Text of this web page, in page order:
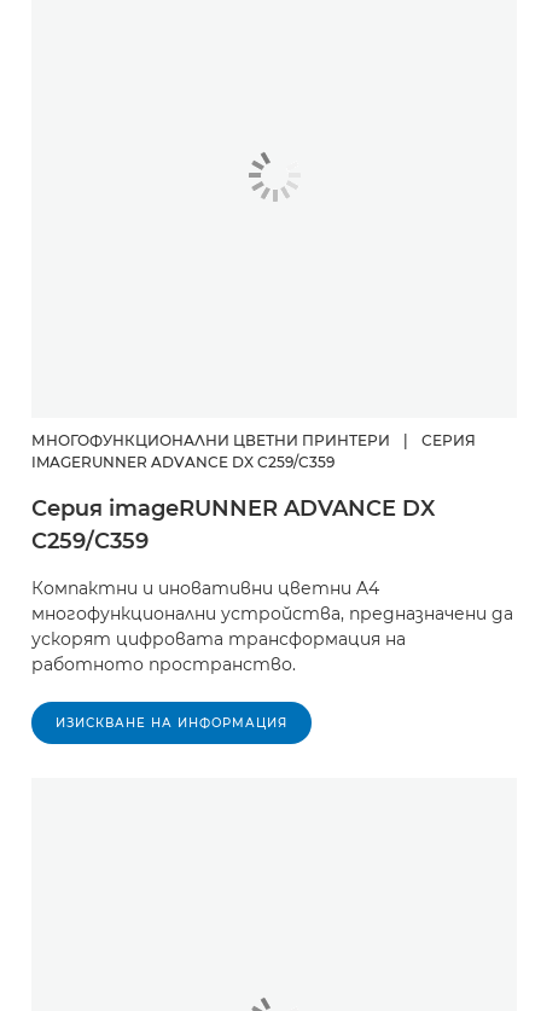
МНОГОФУНКЦИОНАЛНИ ЦВЕТНИ ПРИНТЕРИ
СЕРИЯ
IMAGERUNNER ADVANCE DX C259/C359
Серия imageRUNNER ADVANCE DX
C259/C359
Компактни и иновативни цветни A4
многофункционални устройства, предназначени да
ускорят цифровата трансформация на
работното пространство.
ИЗИСКВАНЕ НА ИНФОРМАЦИЯ